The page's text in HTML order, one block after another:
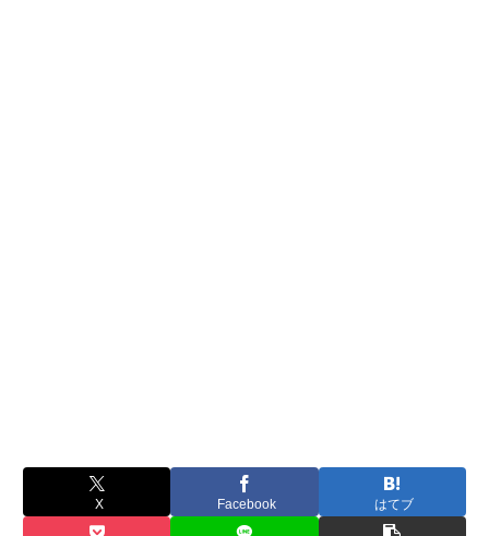
X Facebook はてブ